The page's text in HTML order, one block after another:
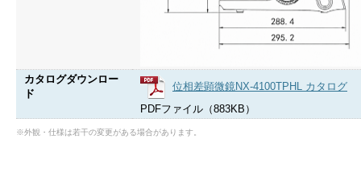
カタログダウンロー
ド
位相差顕微鏡NX-4100TPHL カタログ
PDFファイル（883KB）
※外観・仕様は若干の変更がある場合があります。